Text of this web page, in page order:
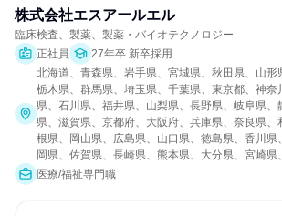
株式会社エスアールエル
臨床検査、製薬、製薬・バイオテクノロジー
正社員
27年卒 新卒採用
北海道、青森県、岩手県、宮城県、秋田県、山形
栃木県、群馬県、埼玉県、千葉県、東京都、神奈
県、石川県、福井県、山梨県、長野県、岐阜県
県、滋賀県、京都府、大阪府、兵庫県、奈良県、
根県、岡山県、広島県、山口県、徳島県、香川県
岡県、佐賀県、長崎県、熊本県、大分県、宮崎
医療/福祉専門職